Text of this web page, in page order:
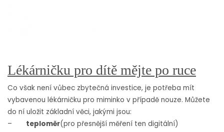
Lékárničku pro dítě mějte po ruce
Co však není vůbec zbytečná investice, je potřeba mít
vybavenou lékárničku pro miminko v případě nouze. Můžete
do ní uložit základní věci, jakými jsou:
– teploměr(pro přesnější měření ten digitální)